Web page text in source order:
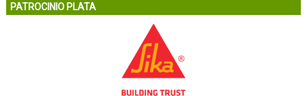
PATROCINIO PLATA